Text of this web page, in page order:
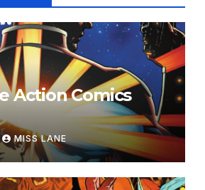
Action Comics
MISS LANE